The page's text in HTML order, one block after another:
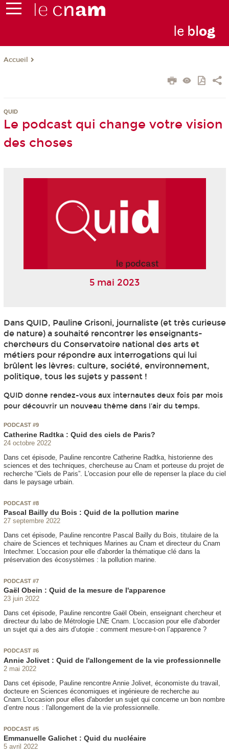
le blog
Accueil
QUID
Le podcast qui change votre vision
des choses
5 mai 2023
Dans QUID, Pauline Grisoni, journaliste (et très curieuse
de nature) a souhaité rencontrer les enseignants-
chercheurs du Conservatoire national des arts et
métiers pour répondre aux interrogations qui lui
brûlent les lèvres: culture, société, environnement,
politique, tous les sujets y passent !
QUID donne rendez-vous aux internautes deux fois par mois
pour découvrir un nouveau thème dans l'air du temps.
PODCAST #9
Catherine Radtka : Quid des ciels de Paris?
24 octobre 2022
Dans cet épisode, Pauline rencontre Catherine Radtka, historienne des
sciences et des techniques, chercheuse au Cnam et porteuse du projet de
recherche “Ciels de Paris”. L'occasion pour elle de repenser la place du ciel
dans le paysage urbain.
PODCAST #8
Pascal Bailly du Bois : Quid de la pollution marine
27 septembre 2022
Dans cet épisode, Pauline rencontre Pascal Bailly du Bois, titulaire de la
chaire de Sciences et techniques Marines au Cnam et directeur du Cnam
Intechmer. L'occasion pour elle d'aborder la thématique clé dans la
préservation des écosystèmes : la pollution marine.
PODCAST #7
Gaël Obein : Quid de la mesure de l'apparence
23 juin 2022
Dans cet épisode, Pauline rencontre Gaël Obein, enseignant chercheur et
directeur du labo de Métrologie LNE Cnam. L'occasion pour elle d'aborder
un sujet qui a des airs d’utopie : comment mesure-t-on l’apparence ?
PODCAST #6
Annie Jolivet : Quid de l'allongement de la vie professionnelle
2 mai 2022
Dans cet épisode, Pauline rencontre Annie Jolivet, économiste du travail,
docteure en Sciences économiques et ingénieure de recherche au
Cnam.L'occasion pour elles d'aborder un sujet qui concerne un bon nombre
d’entre nous : l'allongement de la vie professionnelle.
PODCAST #5
Emmanuelle Galichet : Quid du nucléaire
5 avril 2022